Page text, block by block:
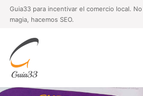
Guia33 para incentivar el comercio local.
magia, hacemos SEO.